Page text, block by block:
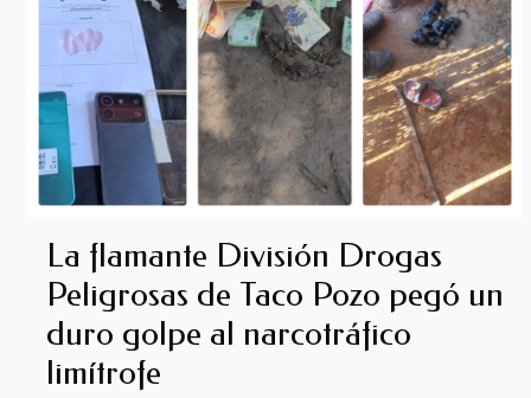
La flamante División Drogas
Peligrosas de Taco Pozo pegó un
duro golpe al narcotráfico
limítrofe